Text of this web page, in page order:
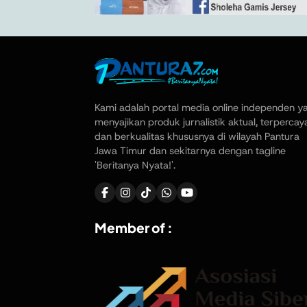
Kami adalah portal media online independen
menyajikan produk jurnalistik aktual,
dan berkualitas khususnya di wilayah Pantura
Jawa Timur dan sekitarnya dengan tagline
'Beritanya Nyata!'.
Member of :